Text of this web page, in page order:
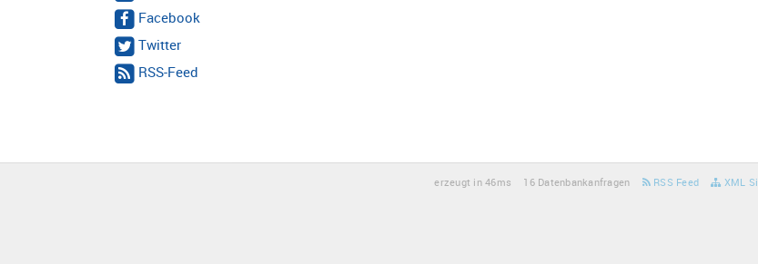
Facebook
Twitter
RSS-Feed
erzeugt in 46ms 16 Datenbankanfragen RSS Feed XML